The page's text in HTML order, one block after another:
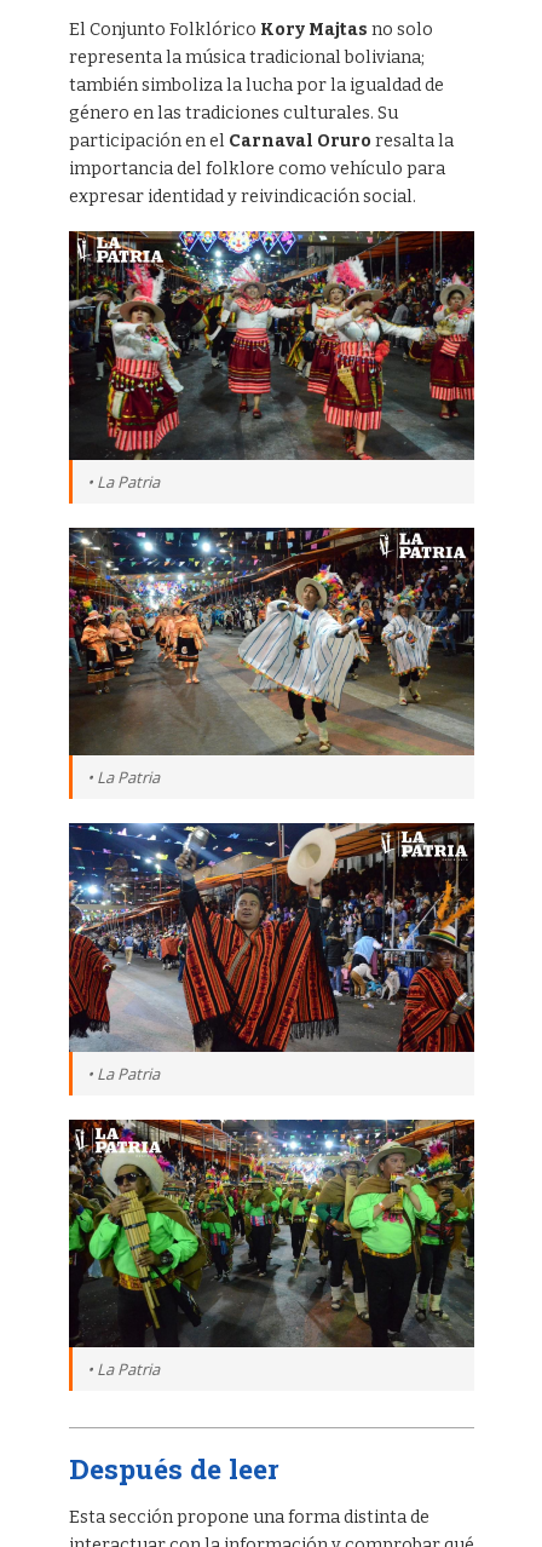
El Conjunto Folklórico Kory Majtas no solo
representa la música tradicional boliviana;
también simboliza la lucha por la igualdad de
género en las tradiciones culturales. Su
participación en el Carnaval Oruro resalta la
importancia del folklore como vehículo para
expresar identidad y reivindicación social.
• La Patria
• La Patria
• La Patria
• La Patria
Después de leer
Esta sección propone una forma distinta de